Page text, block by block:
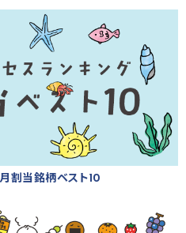
割当銘柄ベスト10